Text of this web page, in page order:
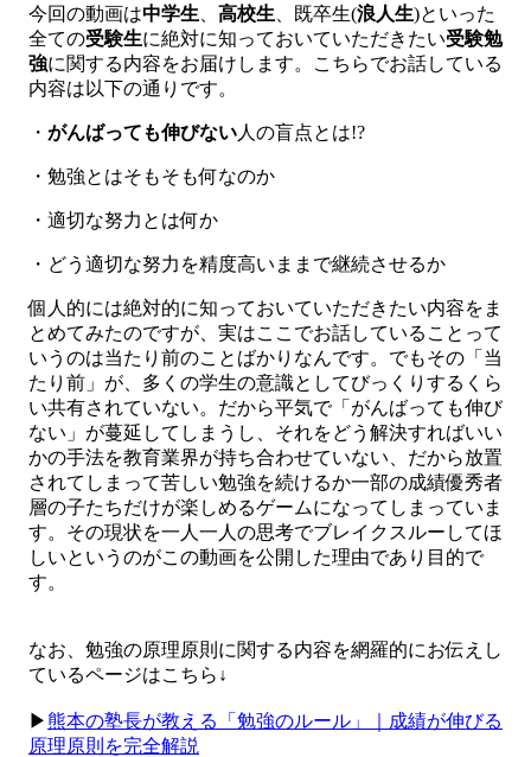
今回の動画は中学生 高校生 、既卒生(浪人生)といった
全ての受験生に絶対に知っておいていただきたい受験勉
強に関する内容をお届けします。こちらでお話している
内容は以下の通りです。
・ がんばっても伸びない人の盲点とは!?
・勉強とはそもそも何なのか
・適切な努力とは何か
・どう適切な努力を精度高いままで継続させるか
個人的には絶対的に知っておいていただきたい内容をま
とめてみたのですが、実はここでお話していることって
いうのは当たり前のことばかりなんです。でもその「当
たり前」が、多くの学生の意識としてびっくりするくら
い共有されていない。だから平気で「がんばっても伸び
ない」が蔓延してしまうし、それをどう解決すればいい
かの手法を教育業界が持ち合わせていない、だから放置
されてしまって苦しい勉強を続けるか一部の成績優秀者
層の子たちだけが楽しめるゲームになってしまっていま
す。その現状を一人一人の思考でブレイクスルーしてほ
しいというのがこの動画を公開した理由であり目的で
す。
なお、勉強の原理原則に関する内容を網羅的にお伝えし
ているページはこちら↓
▶︎熊本の塾長が教える「勉強のルール」｜成績が伸びる
原理原則を完全解説